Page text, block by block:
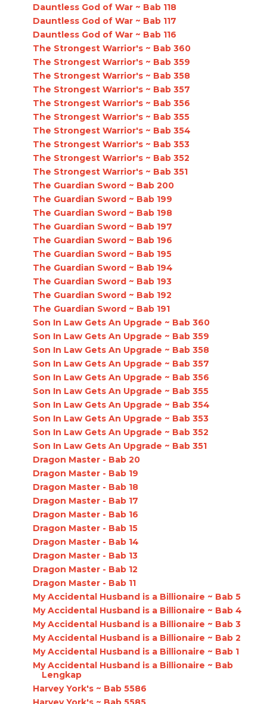
Dauntless God of War ~ Bab 118
Dauntless God of War ~ Bab 117
Dauntless God of War ~ Bab 116
The Strongest Warrior's ~ Bab 360
The Strongest Warrior's ~ Bab 359
The Strongest Warrior's ~ Bab 358
The Strongest Warrior's ~ Bab 357
The Strongest Warrior's ~ Bab 356
The Strongest Warrior's ~ Bab 355
The Strongest Warrior's ~ Bab 354
The Strongest Warrior's ~ Bab 353
The Strongest Warrior's ~ Bab 352
The Strongest Warrior's ~ Bab 351
The Guardian Sword ~ Bab 200
The Guardian Sword ~ Bab 199
The Guardian Sword ~ Bab 198
The Guardian Sword ~ Bab 197
The Guardian Sword ~ Bab 196
The Guardian Sword ~ Bab 195
The Guardian Sword ~ Bab 194
The Guardian Sword ~ Bab 193
The Guardian Sword ~ Bab 192
The Guardian Sword ~ Bab 191
Son In Law Gets An Upgrade ~ Bab 360
Son In Law Gets An Upgrade ~ Bab 359
Son In Law Gets An Upgrade ~ Bab 358
Son In Law Gets An Upgrade ~ Bab 357
Son In Law Gets An Upgrade ~ Bab 356
Son In Law Gets An Upgrade ~ Bab 355
Son In Law Gets An Upgrade ~ Bab 354
Son In Law Gets An Upgrade ~ Bab 353
Son In Law Gets An Upgrade ~ Bab 352
Son In Law Gets An Upgrade ~ Bab 351
Dragon Master - Bab 20
Dragon Master - Bab 19
Dragon Master - Bab 18
Dragon Master - Bab 17
Dragon Master - Bab 16
Dragon Master - Bab 15
Dragon Master - Bab 14
Dragon Master - Bab 13
Dragon Master - Bab 12
Dragon Master - Bab 11
My Accidental Husband is a Billionaire ~ Bab 5
My Accidental Husband is a Billionaire ~ Bab 4
My Accidental Husband is a Billionaire ~ Bab 3
My Accidental Husband is a Billionaire ~ Bab 2
My Accidental Husband is a Billionaire ~ Bab 1
My Accidental Husband is a Billionaire ~ Bab
Lengkap
Harvey York's ~ Bab 5586